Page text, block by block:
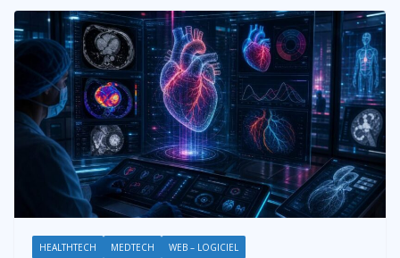
HEALTHTECH MEDTECH WEB – LOGICIEL